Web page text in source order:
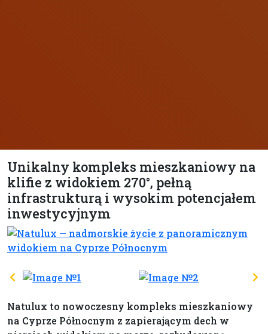
Unikalny kompleks mieszkaniowy na
klifie z widokiem 270°, pełną
infrastrukturą i wysokim potencjałem
inwestycyjnym
Natulux to nowoczesny kompleks mieszkaniowy
na Cyprze Północnym z zapierającym dech w